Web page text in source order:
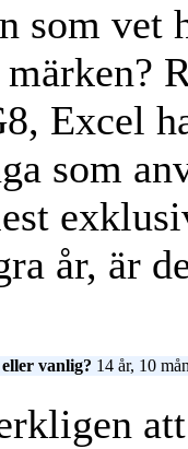
som
märken?
Excel
som
år, är
vanlig? 14 år, 10